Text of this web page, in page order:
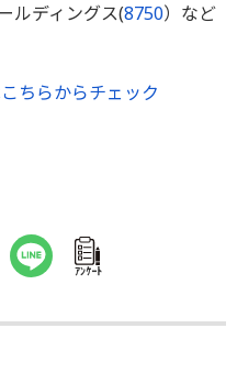
ルディングス(8750）など
ちらからチェック
ｱﾝｹｰﾄ